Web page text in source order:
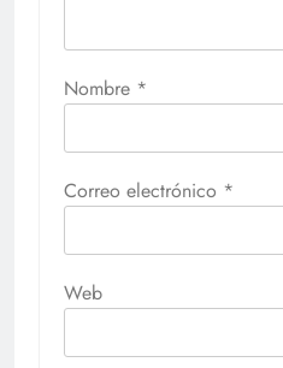
Nombre *
Correo electrónico *
Web